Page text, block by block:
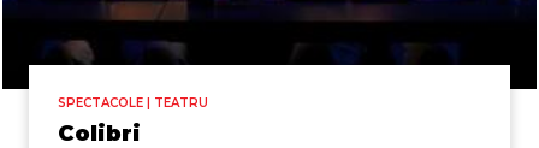
SPECTACOLE | TEATRU
Colibri